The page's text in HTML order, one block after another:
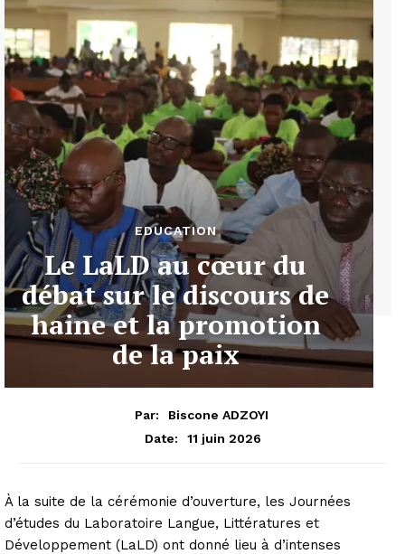
EDUCATION
Le LaLD au cœur du
débat sur le discours de
haine et la promotion
de la paix
Par:
Biscone ADZOYI
Date:
11 juin 2026
À la suite de la cérémonie d’ouverture, les Journées
d’études du Laboratoire Langue, Littératures et
Développement (LaLD) ont donné lieu à d’intenses